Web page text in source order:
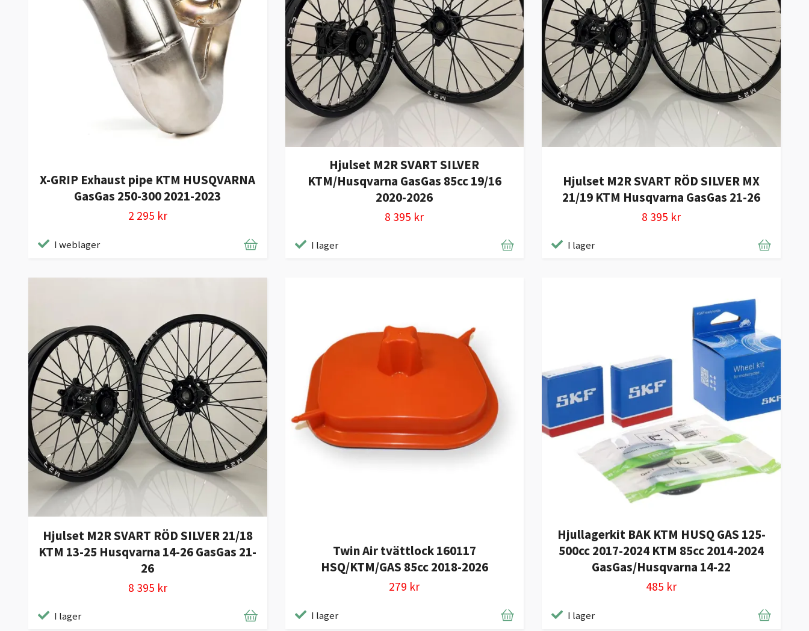
X-GRIP Exhaust pipe KTM HUSQVARNA
GasGas 250-300 2021-2023
2 295 kr
I weblager
Hjulset M2R SVART SILVER
KTM/Husqvarna GasGas 85cc 19/16
2020-2026
8 395 kr
I lager
Hjulset M2R SVART RÖD SILVER MX
21/19 KTM Husqvarna GasGas 21-26
8 395 kr
I lager
Hjulset M2R SVART RÖD SILVER 21/18
KTM 13-25 Husqvarna 14-26 GasGas 21-
26
8 395 kr
I lager
Twin Air tvättlock 160117
HSQ/KTM/GAS 85cc 2018-2026
279 kr
I lager
Hjullagerkit BAK KTM HUSQ GAS 125-
500cc 2017-2024 KTM 85cc 2014-2024
GasGas/Husqvarna 14-22
485 kr
I lager